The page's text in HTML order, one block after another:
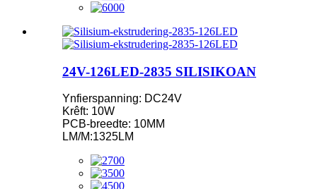
24V-126LED-2835 SILISIKOAN
Ynfierspanning: DC24V
Krêft: 10W
PCB-breedte: 10MM
LM/M:1325LM